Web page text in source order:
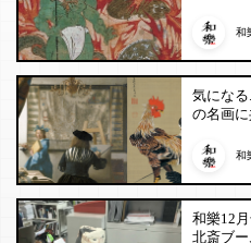
和
気にな
の名画
和
和樂12
北斎ブー